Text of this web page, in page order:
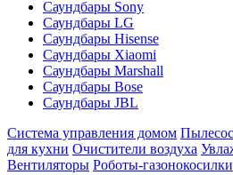
Саундбары Sony
Саундбары LG
Саундбары Hisense
Саундбары Xiaomi
Саундбары Marshall
Саундбары Bose
Саундбары JBL
Система управления домом
для кухни Очистители воздуха
Вентиляторы Роботы-газонокосилки